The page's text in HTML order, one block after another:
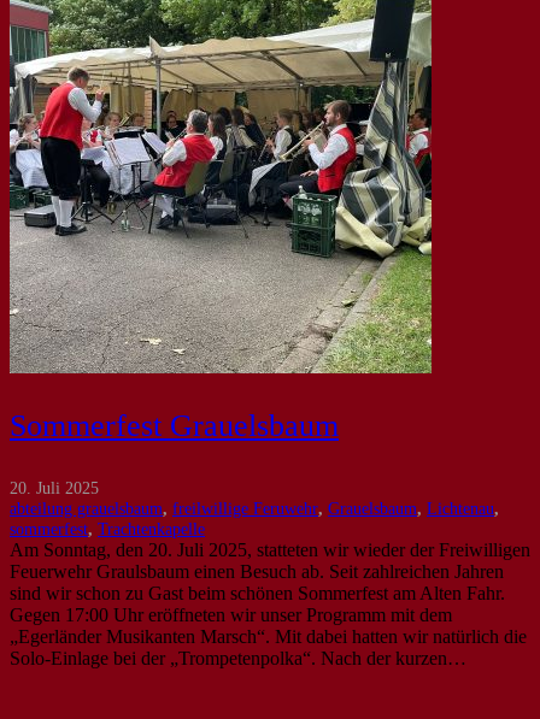
Sommerfest Grauelsbaum
20. Juli 2025
abteilung grauelsbaum, freilwillige Feruwehr, Grauelsbaum, Lichtenau,
sommerfest, Trachtenkapelle
Am Sonntag, den 20. Juli 2025, statteten wir wieder der Freiwilligen
Feuerwehr Graulsbaum einen Besuch ab. Seit zahlreichen Jahren
sind wir schon zu Gast beim schönen Sommerfest am Alten Fahr.
Gegen 17:00 Uhr eröffneten wir unser Programm mit dem
„Egerländer Musikanten Marsch“. Mit dabei hatten wir natürlich die
Solo-Einlage bei der „Trompetenpolka“. Nach der kurzen…